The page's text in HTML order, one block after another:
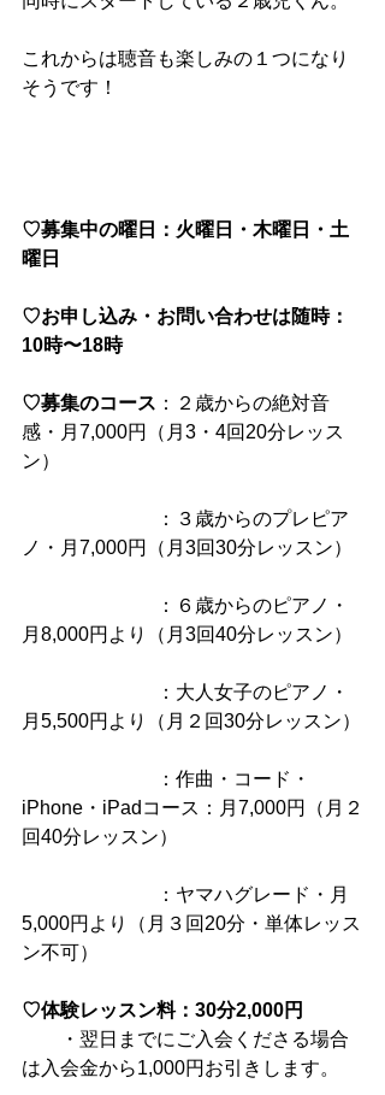
これからは聴音も楽しみの１つになり
そうです！
♡募集中の曜日：火曜日・木曜日・土
曜日
♡お申し込み・お問い合わせは随時：
10時〜18時
♡募集のコース ：２歳からの絶対音
感・月7,000円（月3・4回20分レッス
ン）
：３歳からのプレピア
ノ・月7,000円（月3回30分レッスン）
：６歳からのピアノ・
月8,000円より（月3回40分レッスン）
：大人女子のピアノ・
月5,500円より（月２回30分レッスン）
：作曲・コード・
iPhone・iPadコース：月7,000円（月２
回40分レッスン）
：ヤマハグレード・月
5,000円より（月３回20分・単体レッス
ン不可）
♡体験レッスン料：30分2,000円
・翌日までにご入会くださる場合
は入会金から1,000円お引きします。